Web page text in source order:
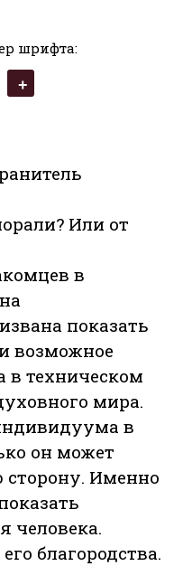
шрифта:
Или от
в
показать
возможное
в техническом
мира.
в
он может
Именно
человека.
благородства.